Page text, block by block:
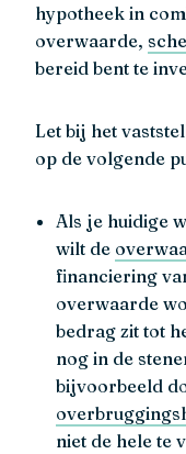
hypotheek in
overwaarde,
bereid bent te
Let bij het
op de volgende
Als je huidige
wilt de
financiering
overwaarde
bedrag zit tot
nog in de
bijvoorbeeld
niet de hele te